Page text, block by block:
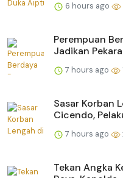
6 hours ago
Perempuan
Jadikan
7 hours ago
Sasar Korban
Cicendo,
7 hours ago
Tekan Angka